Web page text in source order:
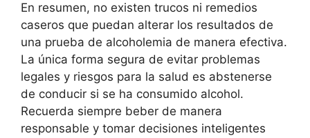
En resumen, no existen trucos ni remedios
caseros que puedan alterar los resultados de
una prueba de alcoholemia de manera efectiva.
La única forma segura de evitar problemas
legales y riesgos para la salud es abstenerse
de conducir si se ha consumido alcohol.
Recuerda siempre beber de manera
responsable y tomar decisiones inteligentes